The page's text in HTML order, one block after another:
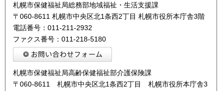
札幌市保健福祉局総務部地域福祉・生活支援課
〒060-8611 札幌市中央区北1条西2丁目 札幌市役所本庁舎3階
電話番号：011-211-2932
ファクス番号：011-218-5180
札幌市保健福祉局高齢保健福祉部介護保険課
〒060-8611 札幌市中央区北1条西2丁目 札幌市役所本庁舎3